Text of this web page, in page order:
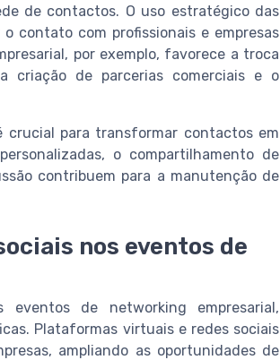
de contactos. O uso estratégico das
contato com profissionais e empresas
por exemplo, favorece a troca
criação de parcerias comerciais e o
crucial para transformar contactos em
o compartilhamento de
contribuem para a manutenção de
nos eventos de
de networking empresarial,
Plataformas virtuais e redes sociais
ampliando as oportunidades de